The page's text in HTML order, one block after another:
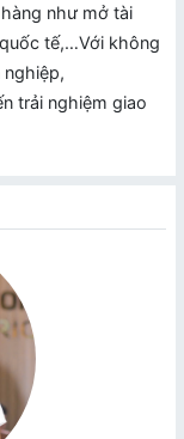
như mở tài
tế,…Với không
nghiệp,
trải nghiệm giao